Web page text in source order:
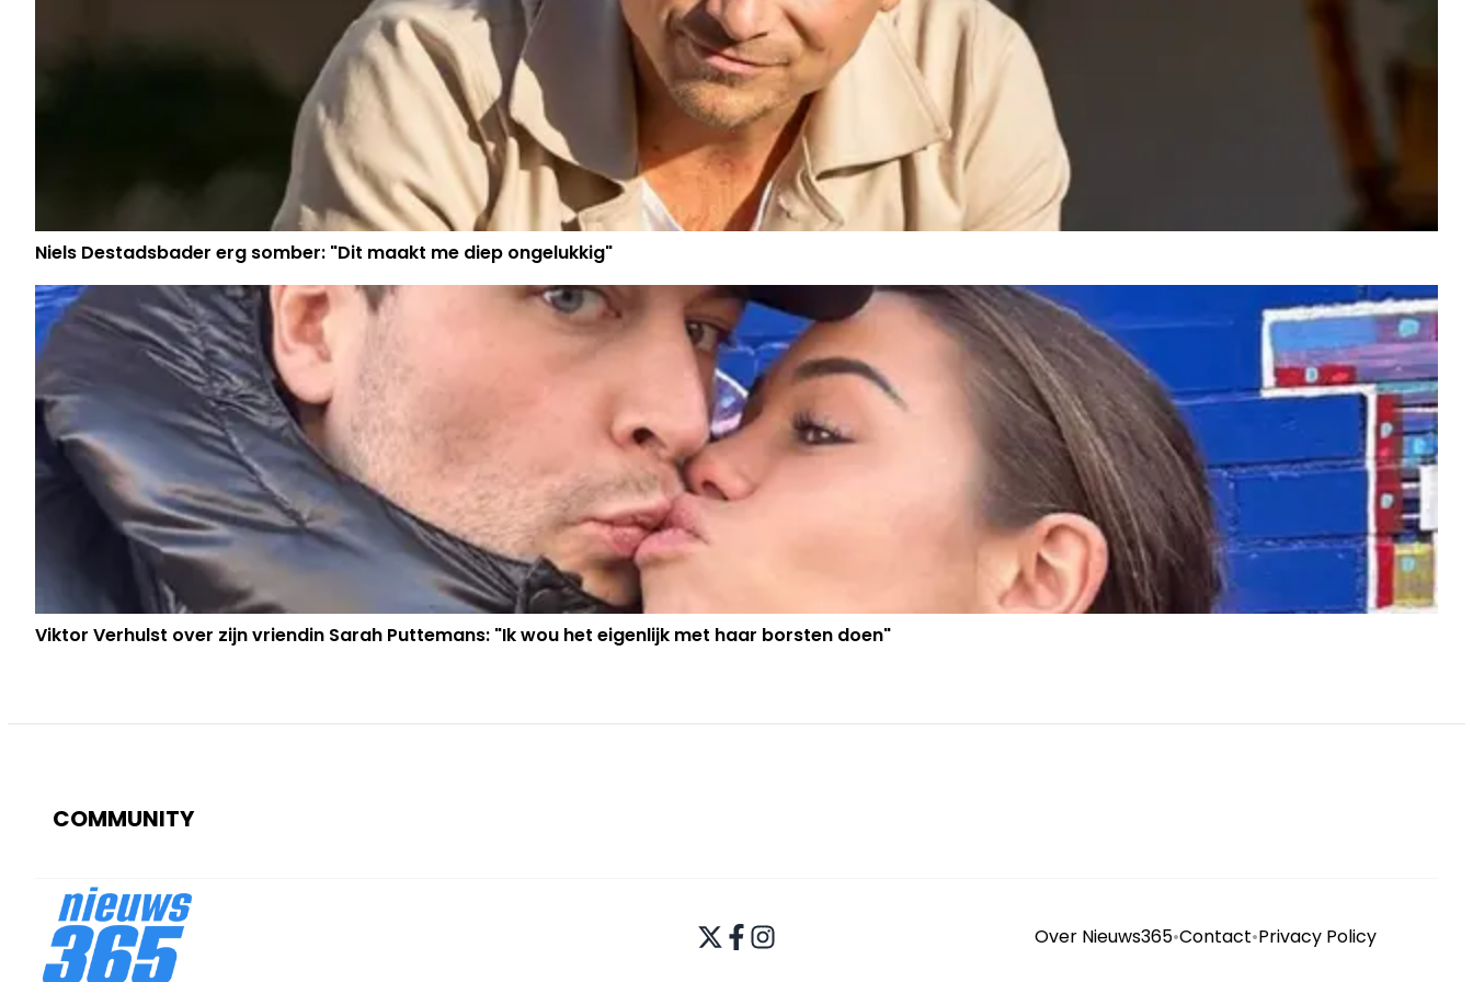
Niels Destadsbader erg somber: "Dit maakt me diep ongelukkig"
Viktor Verhulst over zijn vriendin Sarah Puttemans: "Ik wou het eigenlijk met haar borsten doen"
COMMUNITY
Over Nieuws365•Contact•Privacy Policy